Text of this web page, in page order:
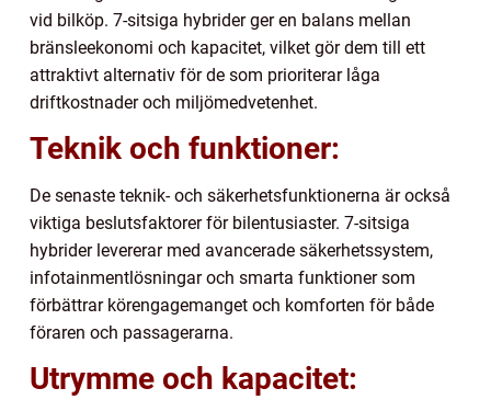
vid bilköp. 7-sitsiga hybrider ger en balans mellan
bränsleekonomi och kapacitet, vilket gör dem till ett
attraktivt alternativ för de som prioriterar låga
driftkostnader och miljömedvetenhet.
Teknik och funktioner:
De senaste teknik- och säkerhetsfunktionerna är också
viktiga beslutsfaktorer för bilentusiaster. 7-sitsiga
hybrider levererar med avancerade säkerhetssystem,
infotainmentlösningar och smarta funktioner som
förbättrar körengagemanget och komforten för både
föraren och passagerarna.
Utrymme och kapacitet: